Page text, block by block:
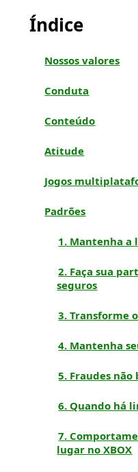
Índice
Nossos valores
Conduta
Conteúdo
Atitude
Jogos
Padrões
1. Mantenha a
2. Faça sua
seguros
3. Transforme
4. Mantenha
5. Fraudes
6. Quando há
7.
lugar no XBOX